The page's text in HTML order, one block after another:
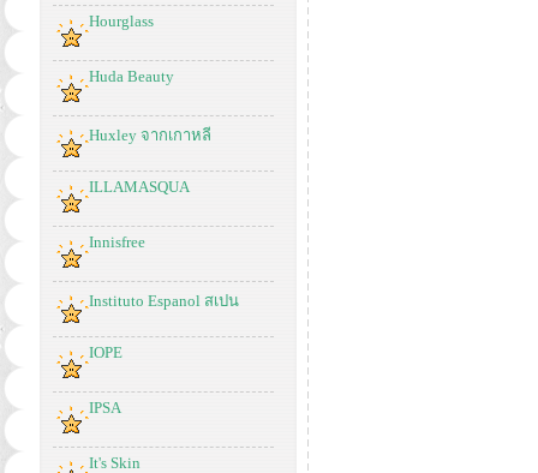
Hourglass
Huda Beauty
Huxley จากเกาหลี
ILLAMASQUA
Innisfree
Instituto Espanol สเปน
IOPE
IPSA
It's Skin